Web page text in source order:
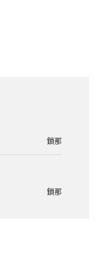
鎖那
鎖那